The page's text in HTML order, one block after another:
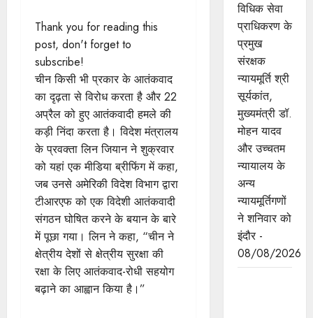
Thank you for reading this
post, don't forget to
subscribe!
चीन किसी भी प्रकार के आतंकवाद
का दृढ़ता से विरोध करता है और 22
अप्रैल को हुए आतंकवादी हमले की
कड़ी निंदा करता है। विदेश मंत्रालय
के प्रवक्ता लिन जियान ने शुक्रवार
को यहां एक मीडिया ब्रीफिंग में कहा,
जब उनसे अमेरिकी विदेश विभाग द्वारा
टीआरएफ को एक विदेशी आतंकवादी
संगठन घोषित करने के बयान के बारे
में पूछा गया। लिन ने कहा, “चीन ने
क्षेत्रीय देशों से क्षेत्रीय सुरक्षा की
रक्षा के लिए आतंकवाद-रोधी सहयोग
बढ़ाने का आह्वान किया है।”
विधिक सेवा
प्राधिकरण के
प्रमुख
संरक्षक
न्यायमूर्ति श्री
सूर्यकांत,
मुख्यमंत्री डॉ.
मोहन यादव
और उच्चतम
न्यायालय के
अन्य
न्यायमूर्तिगणों
ने शनिवार को
इंदौर -
08/08/2026